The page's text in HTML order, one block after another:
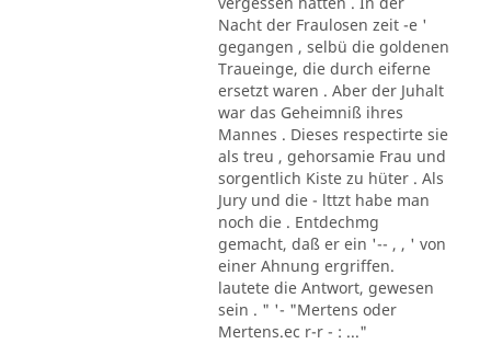
Nacht der Fraulosen zeit -e '
gegangen , selbü die goldenen
Traueinge, die durch eiferne
ersetzt waren . Aber der Juhalt
war das Geheimniß ihres
Mannes . Dieses respectirte sie
als treu , gehorsamie Frau und
sorgentlich Kiste zu hüter . Als
Jury und die - lttzt habe man
noch die . Entdechmg
gemacht, daß er ein '-- , , ' von
einer Ahnung ergriffen.
lautete die Antwort, gewesen
sein . " '- "Mertens oder
Mertens.ec r-r - : ..."